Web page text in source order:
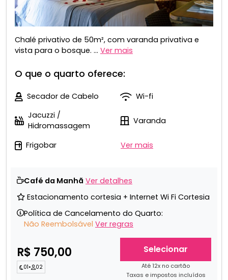
Chalé privativo de 50m², com varanda privativa e
vista para o bosque. ... Ver mais
O que o quarto oferece:
Secador de Cabelo
Wi-fi
Jacuzzi /
Hidromassagem
Varanda
Frigobar Ver mais
Café da Manhã Ver detalhes
Estacionamento cortesia + Internet Wi Fi Cortesia
Política de Cancelamento do Quarto:
Não Reembolsável Ver regras
R$ 750,00
01• 02
Selecionar
Até 12x no cartão
Taxas e impostos incluídos